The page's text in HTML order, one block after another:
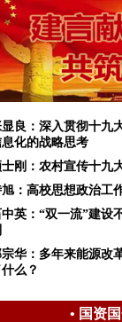
良：深入贯彻十九
化的战略思考
刚：农村宣传十九
：高校思想政治工
英：“双一流”建设
华：多年来能源改
么？
• 国资